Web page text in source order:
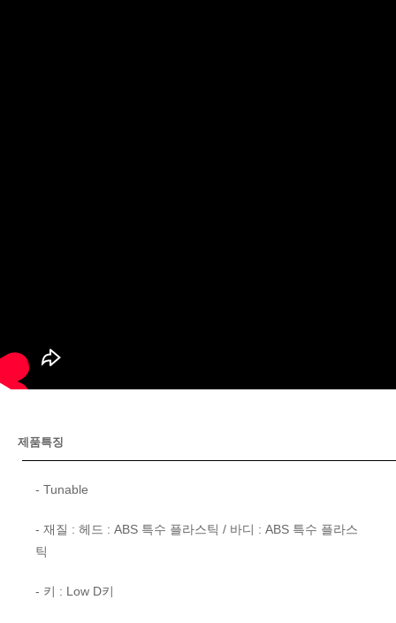
제품특징
- Tunable
- 재질 : 헤드 : ABS 특수 플라스틱 / 바디 : ABS 특수 플라스
틱
- 키 : Low D키